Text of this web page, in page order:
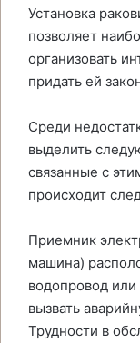
Установка
позволяет
организовать
придать ей
Среди
выделить
связанные с
происходит
Приемник
машина)
водопровод
вызвать
Трудности в